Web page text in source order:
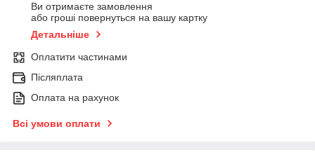
Ви отримаєте замовлення
або гроші повернуться на вашу картку
Детальніше
Оплатити частинами
Післяплата
Оплата на рахунок
Всі умови оплати